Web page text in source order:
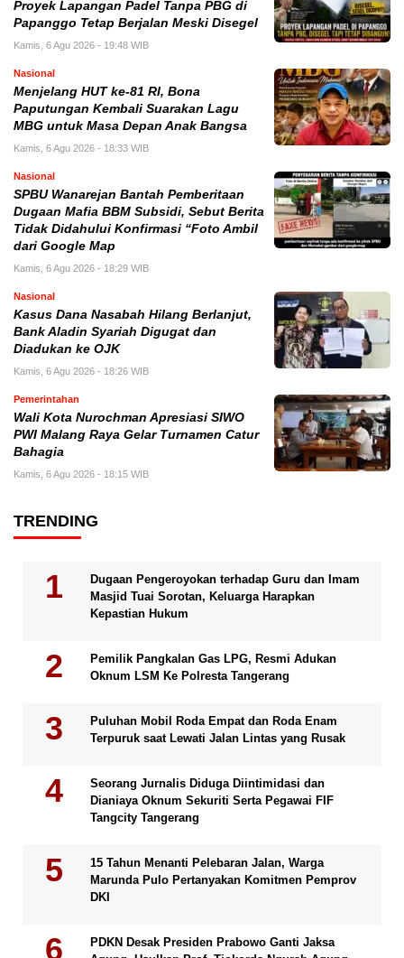
Proyek Lapangan Padel Tanpa PBG di
Papanggo Tetap Berjalan Meski Disegel
Kamis, 6 Agu 2026 - 19:48 WIB
Nasional
Menjelang HUT ke-81 RI, Bona
Paputungan Kembali Suarakan Lagu
MBG untuk Masa Depan Anak Bangsa
Kamis, 6 Agu 2026 - 18:33 WIB
Nasional
SPBU Wanarejan Bantah Pemberitaan
Dugaan Mafia BBM Subsidi, Sebut Berita
Tidak Didahului Konfirmasi “Foto Ambil
dari Google Map
Kamis, 6 Agu 2026 - 18:29 WIB
Nasional
Kasus Dana Nasabah Hilang Berlanjut,
Bank Aladin Syariah Digugat dan
Diadukan ke OJK
Kamis, 6 Agu 2026 - 18:26 WIB
Pemerintahan
Wali Kota Nurochman Apresiasi SIWO
PWI Malang Raya Gelar Turnamen Catur
Bahagia
Kamis, 6 Agu 2026 - 18:15 WIB
TRENDING
Dugaan Pengeroyokan terhadap Guru dan Imam
Masjid Tuai Sorotan, Keluarga Harapkan
Kepastian Hukum
Pemilik Pangkalan Gas LPG, Resmi Adukan
Oknum LSM Ke Polresta Tangerang
Puluhan Mobil Roda Empat dan Roda Enam
Terpuruk saat Lewati Jalan Lintas yang Rusak
Seorang Jurnalis Diduga Diintimidasi dan
Dianiaya Oknum Sekuriti Serta Pegawai FIF
Tangcity Tangerang
15 Tahun Menanti Pelebaran Jalan, Warga
Marunda Pulo Pertanyakan Komitmen Pemprov
DKI
PDKN Desak Presiden Prabowo Ganti Jaksa